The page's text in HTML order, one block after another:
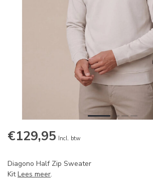
€129,95 Incl. btw
Diagono Half Zip Sweater
KitLees meer.